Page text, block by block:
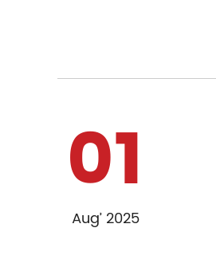
01
Aug’ 2025